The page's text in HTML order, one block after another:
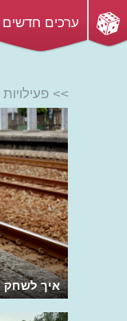
ערכים חדשים
>> פעילויות
איך לשחק